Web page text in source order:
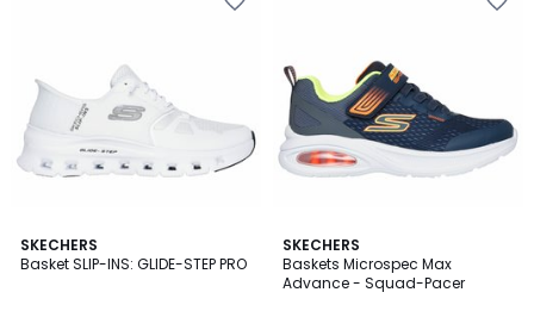
SKECHERS
Basket SLIP-INS: GLIDE-STEP PRO
5
/
2
Couleurs
SKECHERS
Baskets Microspec Max
Advance - Squad-Pacer